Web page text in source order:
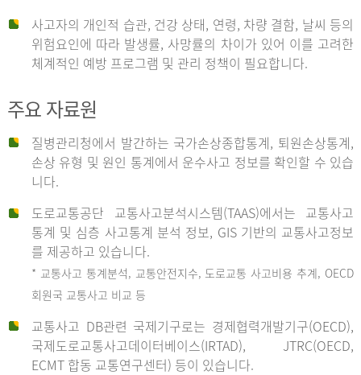
사
사고자의 개인적 습관, 건강 상태, 연령, 차량 결함, 날씨 등의
위험요인에 따라 발생률, 사망률의 차이가 있어 이를 고려한
체계적인 예방 프로그램 및 관리 정책이 필요합니다.
주요 자료원
질병관리청에서 발간하는 국가손상종합통계, 퇴원손상통계,
손상 유형 및 원인 통계에서 운수사고 정보를 확인할 수 있습
니다.
도로교통공단 교통사고분석시스템(TAAS)에서는 교통사고
통계 및 심층 사고통계 분석 정보, GIS 기반의 교통사고정보
를 제공하고 있습니다.
* 교통사고 통계분석, 교통안전지수, 도로교통 사고비용 추계, OECD
회원국 교통사고 비교 등
교통사고 DB관련 국제기구로는 경제협력개발기구(OECD),
국제도로교통사고데이터베이스(IRTAD), JTRC(OECD,
ECMT 합동 교통연구센터) 등이 있습니다.